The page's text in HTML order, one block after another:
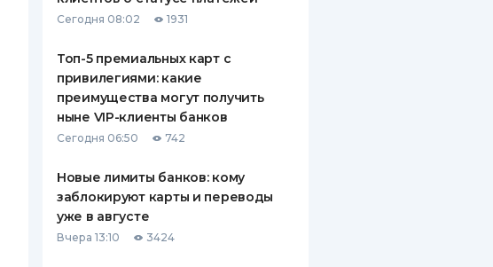
Сегодня 08:02 1931
Топ-5 премиальных карт с
привилегиями: какие
преимущества могут получить
ныне VIP-клиенты банков
Сегодня 06:50 742
Новые лимиты банков: кому
заблокируют карты и переводы
уже в августе
Вчера 13:10 3424